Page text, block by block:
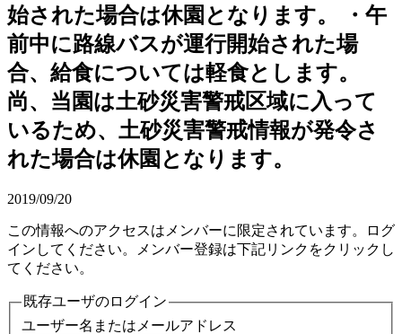
始された場合は休園となります。 ・午
前中に路線バスが運行開始された場
合、給食については軽食とします。
尚、当園は土砂災害警戒区域に入って
いるため、土砂災害警戒情報が発令さ
れた場合は休園となります。
2019/09/20
この情報へのアクセスはメンバーに限定されています。ログ
インしてください。メンバー登録は下記リンクをクリックし
てください。
既存ユーザのログイン
ユーザー名またはメールアドレス